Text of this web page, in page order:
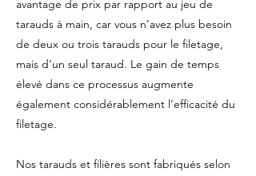
avantage de prix par rapport au jeu de
tarauds à main, car vous n’avez plus besoin
de deux ou trois tarauds pour le filetage,
mais d’un seul taraud. Le gain de temps
élevé dans ce processus augmente
également considérablement l’efficacité du
filetage.
Nos tarauds et filières sont fabriqués selon